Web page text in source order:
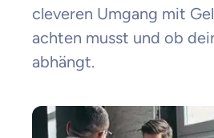
cleveren Umgang mit
achten musst und ob
abhängt.
Krankenhaus
Mit dem Abschicken meiner Daten erkläre